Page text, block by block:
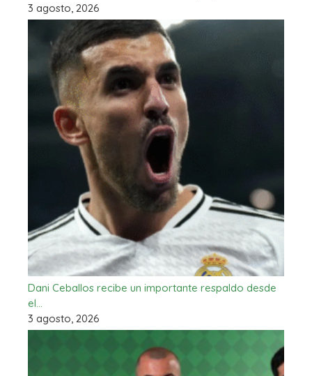
3 agosto, 2026
Dani Ceballos recibe un importante respaldo desde
el…
3 agosto, 2026